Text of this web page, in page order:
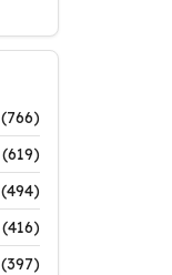
(766)
(619)
(494)
(416)
(397)